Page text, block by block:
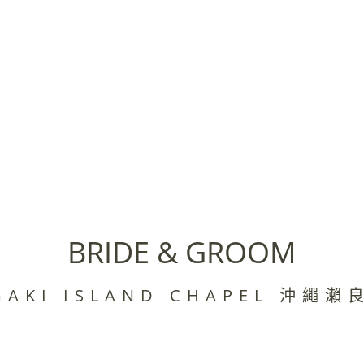
BRIDE & GROOM
ISLAND CHAPEL 沖繩瀨良